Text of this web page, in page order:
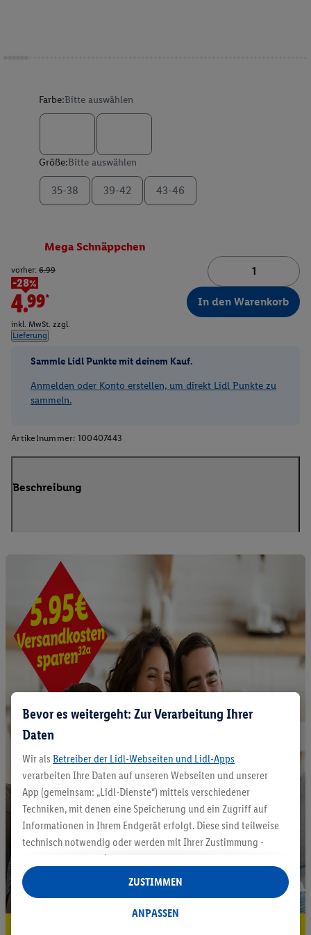
Farbe:Bitte auswählen
Größe:Bitte auswählen
35-38 39-42 43-46
Mega Schnäppchen
vorher: 6.99
-28%
4.99*
inkl. MwSt. zzgl.
Lieferung
In den Warenkorb
Sammle Lidl Punkte mit deinem Kauf.
Anmelden oder Konto erstellen, um direkt Lidl Punkte zu
sammeln.
Artikelnummer: 100407443
Beschreibung
Bevor es weitergeht: Zur Verarbeitung Ihrer
Daten
Wir als Betreiber der Lidl-Webseiten und Lidl-Apps
verarbeiten Ihre Daten auf unseren Webseiten und unserer
App (gemeinsam: „Lidl-Dienste“) mittels verschiedener
Techniken, mit denen eine Speicherung und ein Zugriff auf
Informationen in Ihrem Endgerät erfolgt. Diese sind teilweise
technisch notwendig oder werden mit Ihrer Zustimmung -
auch durch Partner (u.a.
Verantwortliche; im Zusammenhang mit dem IAB TCF
insgesamt
Statistik-Erstellung oder für personalisierte Werbung
ANPASSEN
ZUSTIMMEN